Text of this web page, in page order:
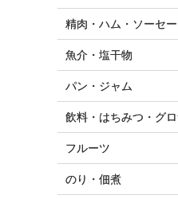
精肉・ハム・ソーセ
魚介・塩干物
パン・ジャム
飲料・はちみつ・グ
フルーツ
のり・佃煮